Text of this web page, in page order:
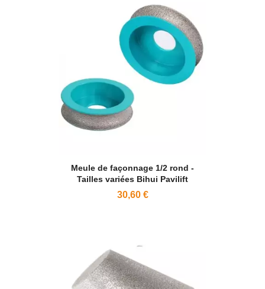
Meule de façonnage 1/2 rond -
Tailles variées Bihui Pavilift
30,60 €